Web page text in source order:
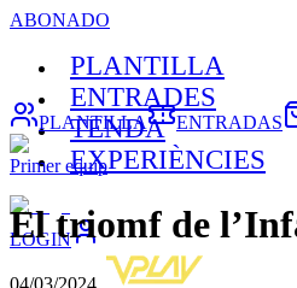
ABONADO
PLANTILLA
ENTRADES
TENDA
EXPERIÈNCIES
LOGIN
PLANTILLA ENTRADAS
Primer equip
El triomf de
04/03/2024